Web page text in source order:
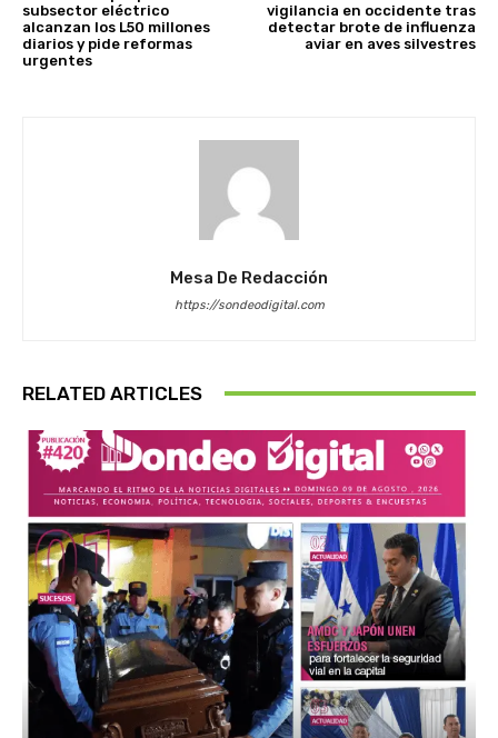
subsector eléctrico
alcanzan los L50 millones
diarios y pide reformas
urgentes
vigilancia en occidente tras
detectar brote de influenza
aviar en aves silvestres
Mesa De Redacción
https://sondeodigital.com
RELATED ARTICLES